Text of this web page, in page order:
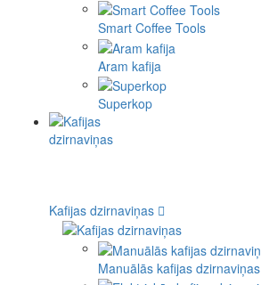
Smart Coffee Tools
Aram kafija
Superkop
Kafijas dzirnaviņas
Manuālās kafijas dzirnaviņas